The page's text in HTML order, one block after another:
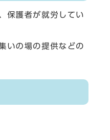
保護者が就労してい
いの場の提供などの